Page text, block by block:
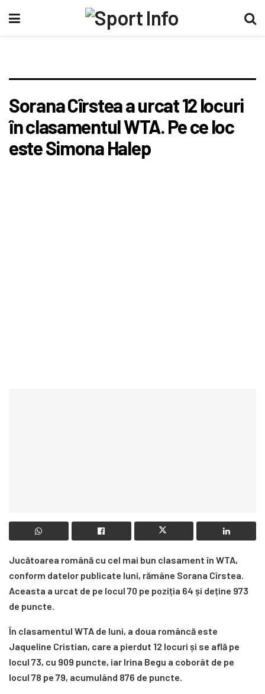
Sorana Cîrstea a urcat 12 locuri
în clasamentul WTA. Pe ce loc
este Simona Halep
Jucătoarea română cu cel mai bun clasament în WTA,
conform datelor publicate luni, rămâne Sorana Cîrstea.
Aceasta a urcat de pe locul 70 pe poziția 64 și deține 973
de puncte.
În clasamentul WTA de luni, a doua româncă este
Jaqueline Cristian, care a pierdut 12 locuri și se află pe
locul 73, cu 909 puncte, iar Irina Begu a coborât de pe
locul 78 pe 79, acumulând 876 de puncte.